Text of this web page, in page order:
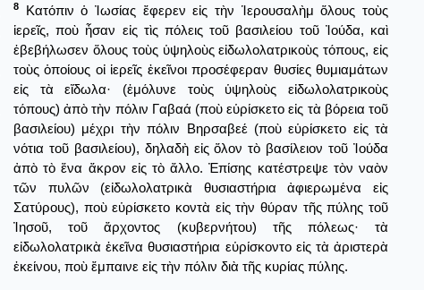
8
Κατόπιν ὁ Ἰωσίας ἔφερεν εἰς τὴν Ἱερουσαλὴμ ὅλους τοὺς
ἱερεῖς, ποὺ ἦσαν εἰς τὶς πόλεις τοῦ βασιλείου τοῦ Ἰούδα, καὶ
ἐβεβήλωσεν ὅλους τοὺς ὑψηλοὺς εἰδωλολατρικοὺς τόπους, εἰς
τοὺς ὁποίους οἰ ἱερεῖς ἐκεῖνοι προσέφεραν θυσίες θυμιαμάτων
εἰς τὰ εἴδωλα· (ἐμόλυνε τοὺς ὑψηλοὺς εἰδωλολατρικοὺς
τόπους) ἀπὸ τὴν πόλιν Γαβαά (ποὺ εὑρίσκετο εἰς τὰ βόρεια τοῦ
βασιλείου) μέχρι τὴν πόλιν Βηρσαβεέ (ποὺ εὑρίσκετο εἰς τὰ
νότια τοῦ βασιλείου), δηλαδὴ εἰς ὅλον τὸ βασίλειον τοῦ Ἰούδα
ἀπὸ τὸ ἕνα ἄκρον εἰς τὸ ἄλλο. Ἐπίσης κατέστρεψε τὸν ναὸν
τῶν πυλῶν (εἰδωλολατρικὰ θυσιαστήρια ἀφιερωμένα εἰς
Σατύρους), ποὺ εὑρίσκετο κοντὰ εἰς τὴν θύραν τῆς πύλης τοῦ
Ἰησοῦ, τοῦ ἄρχοντος (κυβερνήτου) τῆς πόλεως· τὰ
εἰδωλολατρικὰ ἐκεῖνα θυσιαστήρια εὑρίσκοντο εἰς τὰ ἀριστερὰ
ἐκείνου, ποὺ ἔμπαινε εἰς τὴν πόλιν διὰ τῆς κυρίας πύλης.